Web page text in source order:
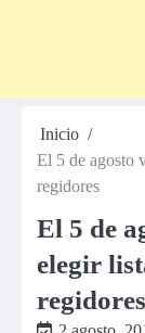
Inicio
El 5 de agosto
regidores
El 5 de
elegir
regidores